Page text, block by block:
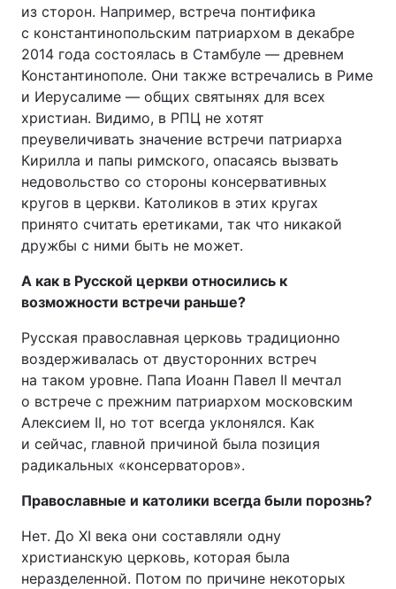
Архів Вакансії
Контакти
ПОСЛУГИ
Реклама на сайті
Моніторинг Пресцентр
из сторон. Например, встреча понтифика
с константинопольским патриархом в декабре
2014 года состоялась в Стамбуле — древнем
Константинополе. Они также встречались в Риме
и Иерусалиме — общих святынях для всех
христиан. Видимо, в РПЦ не хотят
преувеличивать значение встречи патриарха
Кирилла и папы римского, опасаясь вызвать
недовольство со стороны консервативных
кругов в церкви. Католиков в этих кругах
принято считать еретиками, так что никакой
дружбы с ними быть не может.
А как в Русской церкви относились к
возможности встречи раньше?
Русская православная церковь традиционно
воздерживалась от двусторонних встреч
на таком уровне. Папа Иоанн Павел II мечтал
о встрече с прежним патриархом московским
Алексием II, но тот всегда уклонялся. Как
и сейчас, главной причиной была позиция
радикальных «консерваторов».
Православные и католики всегда были порознь?
Нет. До XI века они составляли одну
христианскую церковь, которая была
неразделенной. Потом по причине некоторых